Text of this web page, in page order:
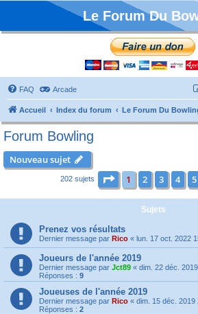
Le Forum Du
FAQ Arcade
Accueil Index du forum Le Forum Du
Forum Bowling
Nouveau sujet
202 sujets Page sur9
1 2 3 4 5
Sujets
Prenez vos résultats
Dernier message par Rico « lun. 17 oct. 2022
Joueurs de l'année 2019
Dernier message par Jct89 « dim. 22 déc.
Réponses : 9
Joueuses de l'année 2019
Dernier message par Rico « dim. 15 déc. 2019
Réponses : 2